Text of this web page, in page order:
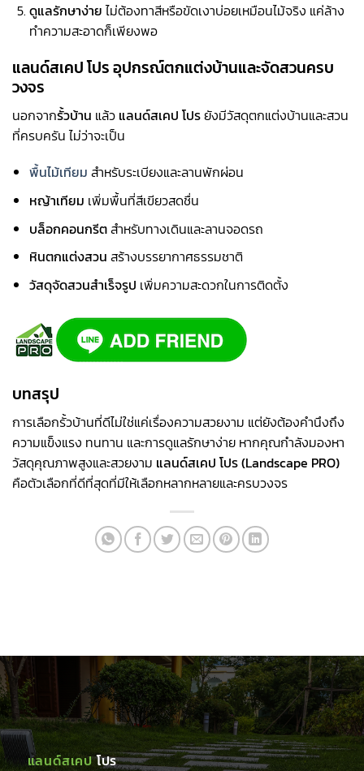
ดูแลรักษาง่าย ไม่ต้องทาสีหรือขัดเงาบ่อยเหมือนไม้จริง แค่ล้าง
ทำความสะอาดก็เพียงพอ
แลนด์สเคป โปร อุปกรณ์ตกแต่งบ้านและจัดสวนครบ
วงจร
นอกจากรั้วบ้าน แล้ว แลนด์สเคป โปรยังมีวัสดุตกแต่งบ้านและสวน
ที่ครบครัน ไม่ว่าจะเป็น
พื้นไม้เทียม สำหรับระเบียงและลานพักผ่อน
หญ้าเทียม เพิ่มพื้นที่สีเขียวสดชื่น
บล็อกคอนกรีตสำหรับทางเดินและลานจอดรถ
หินตกแต่งสวน สร้างบรรยากาศธรรมชาติ
วัสดุจัดสวนสำเร็จรูป เพิ่มความสะดวกในการติดตั้ง
บทสรุป
การเลือกรั้วบ้านที่ดีไม่ใช่แค่เรื่องความสวยงาม แต่ยังต้องคำนึงถึง
ความแข็งแรง ทนทาน และการดูแลรักษาง่าย หากคุณกำลังมองหา
วัสดุคุณภาพสูงและสวยงาม แลนด์สเคป โปร (Landscape PRO)
คือตัวเลือกที่ดีที่สุดที่มีให้เลือกหลากหลายและครบวงจร
แลนด์สเคปโปร